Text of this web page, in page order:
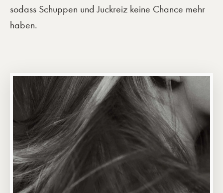
sodass Schuppen und Juckreiz keine Chance mehr
haben.